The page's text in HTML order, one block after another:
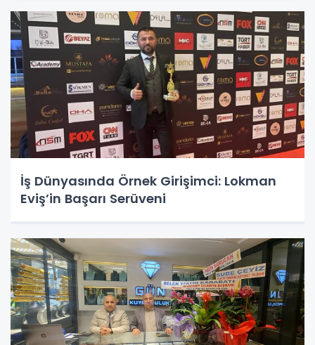
İş Dünyasında Örnek Girişimci: Lokman
Eviş’in Başarı Serüveni